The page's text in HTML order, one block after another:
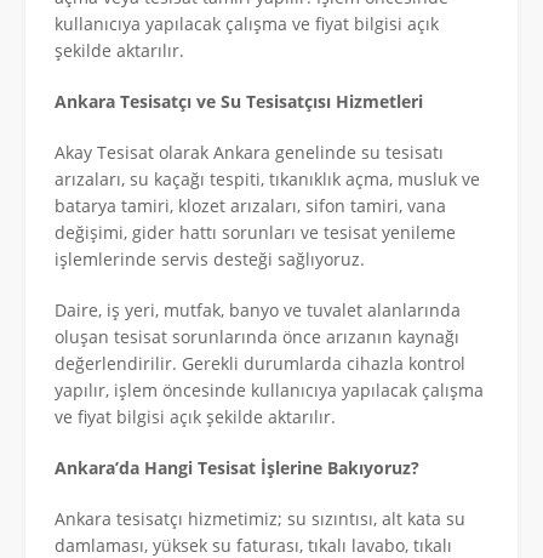
kullanıcıya yapılacak çalışma ve fiyat bilgisi açık
şekilde aktarılır.
Ankara Tesisatçı ve Su Tesisatçısı Hizmetleri
Akay Tesisat olarak Ankara genelinde su tesisatı
arızaları, su kaçağı tespiti, tıkanıklık açma, musluk ve
batarya tamiri, klozet arızaları, sifon tamiri, vana
değişimi, gider hattı sorunları ve tesisat yenileme
işlemlerinde servis desteği sağlıyoruz.
Daire, iş yeri, mutfak, banyo ve tuvalet alanlarında
oluşan tesisat sorunlarında önce arızanın kaynağı
değerlendirilir. Gerekli durumlarda cihazla kontrol
yapılır, işlem öncesinde kullanıcıya yapılacak çalışma
ve fiyat bilgisi açık şekilde aktarılır.
Ankara’da Hangi Tesisat İşlerine Bakıyoruz?
Ankara tesisatçı hizmetimiz; su sızıntısı, alt kata su
damlaması, yüksek su faturası, tıkalı lavabo, tıkalı